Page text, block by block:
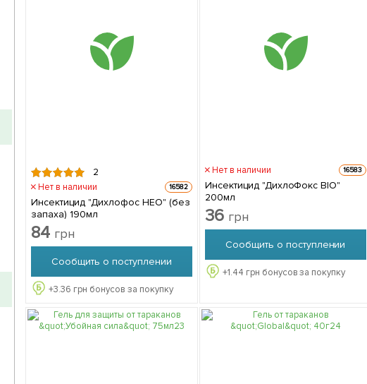
2
Нет в наличии 16582
Инсектицид "Дихлофос НЕО" (без
запаха) 190мл
84 грн
Сообщить о поступлении
+3.36 грн бонусов за покупку
Нет в наличии 16583
Инсектицид "ДихлоФокс BIO"
200мл
36 грн
Сообщить о поступлении
+1.44 грн бонусов за покупку